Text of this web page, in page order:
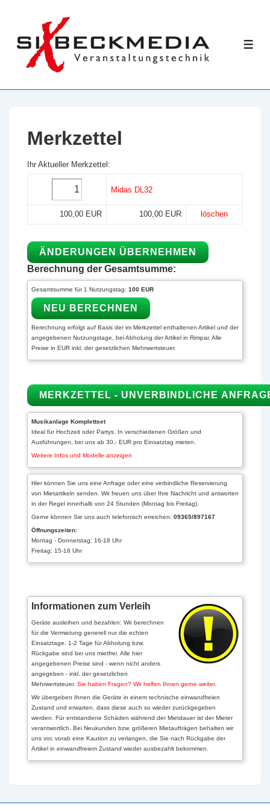
Inhalt
Merkzettel
Ihr Aktueller Merkzettel:
Midas DL32
100,00 EUR 100,00 EUR löschen
Berechnung der Gesamtsumme:
Gesamtsumme für 1 Nutzungstag: 100 EUR
Berechnung erfolgt auf Basis der im Merkzettel enthaltenen Artikel und der
angegebenen Nutzungstage, bei Abholung der Artikel in Rimpar. Alle
Preise in EUR inkl. der gesetzlichen Mehrwertsteuer.
Musikanlage Komplettset
Ideal für Hochzeit oder Partys. In verschiedenen Größen und
Ausführungen, bei uns ab 30,- EUR pro Einsatztag mieten.
Weitere Infos und Modelle anzeigen
Hier können Sie uns eine Anfrage oder eine verbindliche Reservierung
von Mietartikeln senden. Wir freuen uns über Ihre Nachricht und antworten
in der Regel innerhalb von 24 Stunden (Montag bis Freitag).
Gerne können Sie uns auch telefonisch erreichen: 09365/897167
Öffnungszeiten:
Montag - Donnerstag: 16-18 Uhr
Freitag: 15-18 Uhr
Informationen zum Verleih
Geräte ausleihen und bezahlen: Wir berechnen
für die Vermietung generell nur die echten
Einsatztage. 1-2 Tage für Abholung bzw.
Rückgabe sind bei uns mietfrei. Alle hier
angegebenen Preise sind - wenn nicht anders
angegeben - inkl. der gesetzlichen
Mehrwertsteuer. Sie haben Fragen? Wir helfen Ihnen gerne weiter.
Wir übergeben Ihnen die Geräte in einem technische einwandfreien
Zustand und erwarten, dass diese auch so wieder zurückgegeben
werden. Für entstandene Schäden während der Mietdauer ist der Mieter
verantwortlich. Bei Neukunden bzw. größeren Mietaufträgen behalten wir
uns vor, vorab eine Kaution zu verlangen, die Sie nach Rückgabe der
Artikel in einwandfreiem Zustand wieder ausbezahlt bekommen.